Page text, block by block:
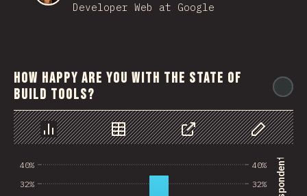
Developer Web at Google
How happy are you with the state of
build tools?
Chart Data Share Customize
32%
40%
32%
40%